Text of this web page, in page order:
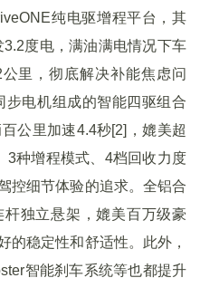
纯电驱增程平台，其
度电，满油满电情况下车
里，彻底解决补能焦虑问
电机组成的智能四驱组合
公里加速4.4秒[2]，媲美超
3种增程模式、4档回收力度
控细节体验的追求。全铝合
独立悬架，媲美百万级豪
的稳定性和舒适性。此外，
智能刹车系统等也都提升